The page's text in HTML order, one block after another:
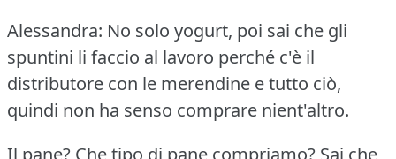
Alessandra: No solo yogurt, poi sai che gli
spuntini li faccio al lavoro perché c'è il
distributore con le merendine e tutto ciò,
quindi non ha senso comprare nient'altro.
Il pane? Che tipo di pane compriamo? Sai che